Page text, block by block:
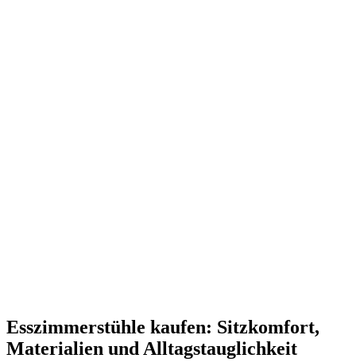
Esszimmerstühle kaufen: Sitzkomfort,
Materialien und Alltagstauglichkeit